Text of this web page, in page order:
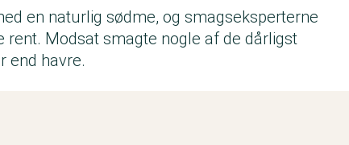
en naturlig sødme, og smagseksperterne
rent. Modsat smagte nogle af de dårligst
end havre.